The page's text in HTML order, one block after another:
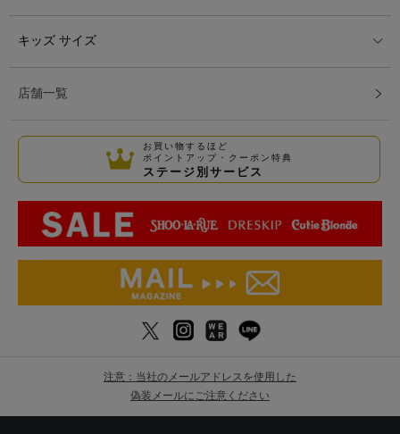
キッズ サイズ
店舗一覧
お買い物するほど
ポイントアップ・クーポン特典
ステージ別サービス
注意：当社のメールアドレスを使用した
偽装メールにご注意ください